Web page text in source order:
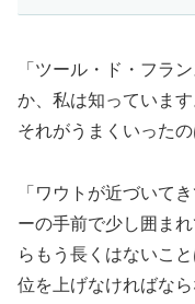
「ツール・ド・フラ
か、私は知っていま
それがうまくいった
「ワウトが近づいて
ーの手前で少し囲ま
らもう長くはないこ
位を上げなければな